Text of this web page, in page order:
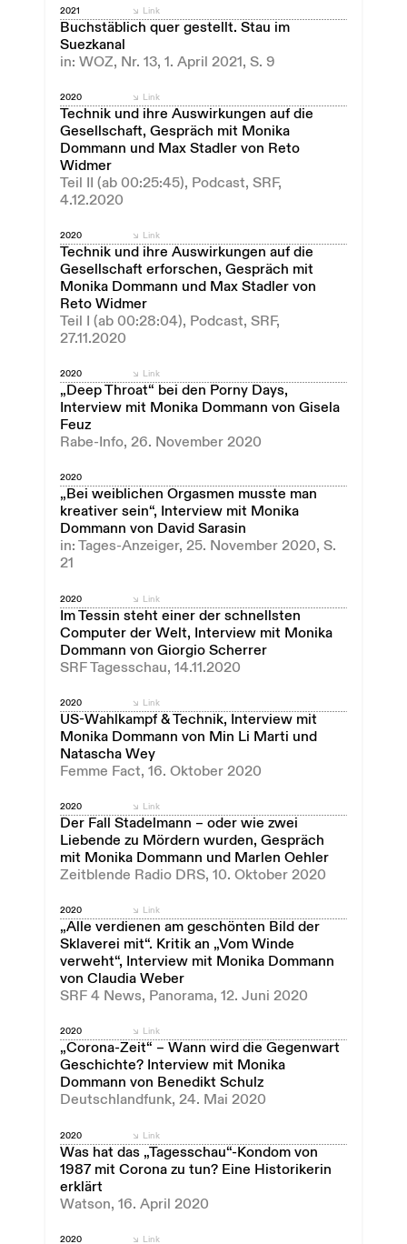
2021
Buchstäblich quer gestellt. Stau im
Suezkanal
in: WOZ, Nr. 13, 1. April 2021, S. 9
Link
2020
Technik und ihre Auswirkungen auf die
Gesellschaft, Gespräch mit Monika
Dommann und Max Stadler von Reto
Widmer
Teil II (ab 00:25:45), Podcast, SRF,
4.12.2020
Link
2020
Technik und ihre Auswirkungen auf die
Gesellschaft erforschen, Gespräch mit
Monika Dommann und Max Stadler von
Reto Widmer
Teil I (ab 00:28:04), Podcast, SRF,
27.11.2020
Link
2020
„Deep Throat“ bei den Porny Days,
Interview mit Monika Dommann von Gisela
Feuz
Rabe-Info, 26. November 2020
Link
2020
„Bei weiblichen Orgasmen musste man
kreativer sein“, Interview mit Monika
Dommann von David Sarasin
in: Tages-Anzeiger, 25. November 2020, S.
21
2020
Im Tessin steht einer der schnellsten
Computer der Welt, Interview mit Monika
Dommann von Giorgio Scherrer
SRF Tagesschau, 14.11.2020
Link
2020
US-Wahlkampf & Technik, Interview mit
Monika Dommann von Min Li Marti und
Natascha Wey
Femme Fact, 16. Oktober 2020
Link
2020
Der Fall Stadelmann – oder wie zwei
Liebende zu Mördern wurden, Gespräch
mit Monika Dommann und Marlen Oehler
Zeitblende Radio DRS, 10. Oktober 2020
Link
2020
„Alle verdienen am geschönten Bild der
Sklaverei mit“. Kritik an „Vom Winde
verweht“, Interview mit Monika Dommann
von Claudia Weber
SRF 4 News, Panorama, 12. Juni 2020
Link
2020
„Corona-Zeit“ – Wann wird die Gegenwart
Geschichte? Interview mit Monika
Dommann von Benedikt Schulz
Deutschlandfunk, 24. Mai 2020
Link
2020
Was hat das „Tagesschau“-Kondom von
1987 mit Corona zu tun? Eine Historikerin
erklärt
Watson, 16. April 2020
Link
2020 Link